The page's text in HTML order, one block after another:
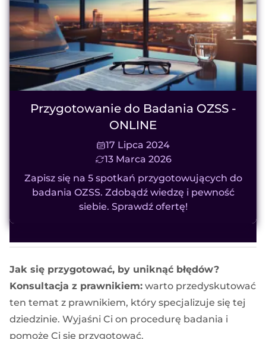
Przygotowanie do Badania OZSS -
ONLINE
17 Lipca 2024
13 Marca 2026
Zapisz się na 5 spotkań przygotowujących do
badania OZSS. Zdobądź wiedzę i pewność
siebie. Sprawdź ofertę!
Jak się przygotować, by uniknąć błędów?
Konsultacja z prawnikiem: warto przedyskutować
ten temat z prawnikiem, który specjalizuje się tej
dziedzinie. Wyjaśni Ci on procedurę badania i
pomoże Ci się przygotować.